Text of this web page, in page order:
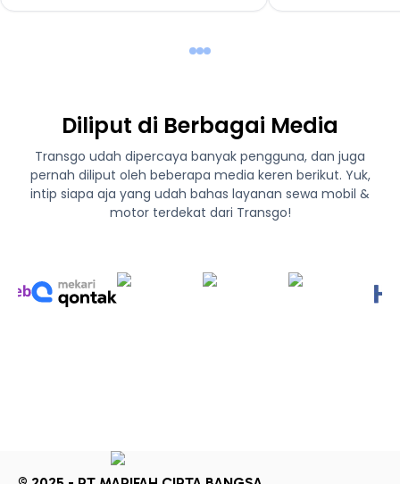
Diliput di Berbagai Media
Transgo udah dipercaya banyak pengguna, dan juga
pernah diliput oleh beberapa media keren berikut. Yuk,
intip siapa aja yang udah bahas layanan sewa mobil &
motor terdekat dari Transgo!